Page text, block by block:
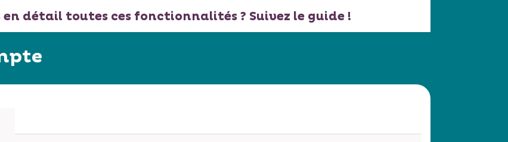
détail toutes ces fonctionnalités ? Suivez le guide !